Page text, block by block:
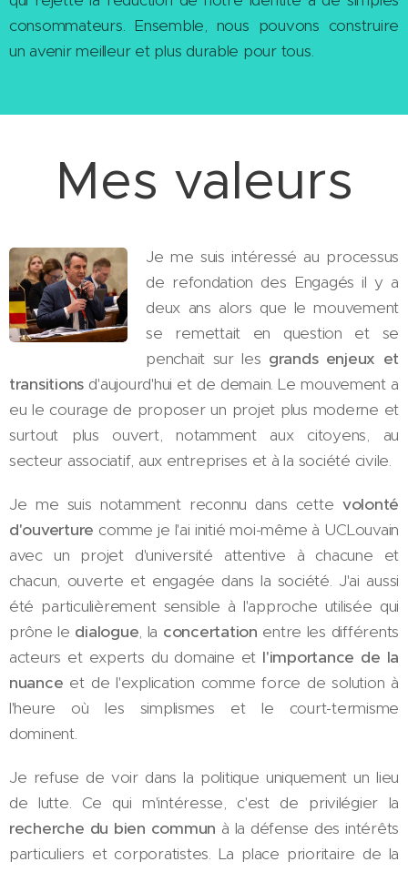
consommateurs. Ensemble, nous pouvons construire
un avenir meilleur et plus durable pour tous.
Mes valeurs
Je me suis intéressé au processus
de refondation des Engagés il y a
deux ans alors que le mouvement
se remettait en question et se
penchait sur les grands enjeux et
transitions d'aujourd'hui et de demain. Le mouvement a
eu le courage de proposer un projet plus moderne et
surtout plus ouvert, notamment aux citoyens, au
secteur associatif, aux entreprises et à la société civile.
Je me suis notamment reconnu dans cette volonté
d'ouverture comme je l'ai initié moi-même à UCLouvain
avec un projet d'université attentive à chacune et
chacun, ouverte et engagée dans la société. J'ai aussi
été particulièrement sensible à l'approche utilisée qui
prône le dialogue, la concertation entre les différents
acteurs et experts du domaine et l'importance de la
nuance et de l'explication comme force de solution à
l'heure où les simplismes et le court-termisme
dominent.
Je refuse de voir dans la politique uniquement un lieu
de lutte. Ce qui m'intéresse, c'est de privilégier la
recherche du bien commun à la défense des intérêts
particuliers et corporatistes. La place prioritaire de la